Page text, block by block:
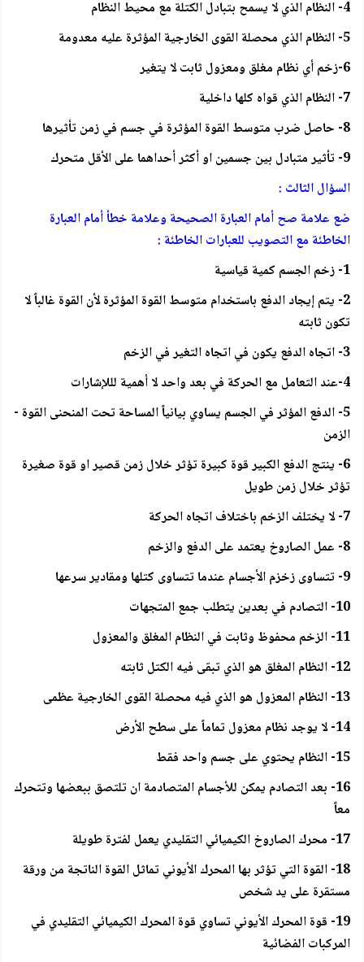
4- النظام الذي لا يسمح بتبادل الكتلة مع محيط النظام
5- النظام الذي محصلة القوى الخارجية المؤثرة عليه معدومة
6-زخم أي نظام مغلق ومعزول ثابت لا يتغير
7- النظام الذي قواه كلها داخلية
8- حاصل ضرب متوسط القوة المؤثرة في جسم في زمن تأثيرها
9- تأثير متبادل بين جسمين او أكثر أحداهما على الأقل متحرك
السؤال الثالث :
ضع علامة صح أمام العبارة الصحيحة وعلامة خطأ أمام العبارة
الخاطئة مع التصويب للعبارات الخاطئة :
1- زخم الجسم كمية قياسية
2- يتم إيجاد الدفع باستخدام متوسط القوة المؤثرة لأن القوة غالباً لا
تكون ثابته
3- اتجاه الدفع يكون في اتجاه التغير في الزخم
4-عند التعامل مع الحركة في بعد واحد لا أهمية لللإشارات
5- الدفع المؤثر في الجسم يساوي بيانياً المساحة تحت المنحنى القوة -
الزمن
6- ينتج الدفع الكبير قوة كبيرة تؤثر خلال زمن قصير او قوة صغيرة
تؤثر خلال زمن طويل
7- لا يختلف الزخم باختلاف اتجاه الحركة
8- عمل الصاروخ يعتمد على الدفع والزخم
9- تتساوى زخزم الأجسام عندما تتساوى كتلها ومقادير سرعها
10- التصادم في بعدين يتطلب جمع المتجهات
11- الزخم محفوظ وثابت في النظام المغلق والمعزول
12- النظام المغلق هو الذي تبقى فيه الكتل ثابته
13- النظام المعزول هو الذي فيه محصلة القوى الخارجية عظمى
14- لا يوجد نظام معزول تماماً على سطح الأرض
15- النظام يحتوي على جسم واحد فقط
16- بعد التصادم يمكن للأجسام المتصادمة ان تلتصق ببعضها وتتحرك
معاً
17- محرك الصاروخ الكيميائي التقليدي يعمل لفترة طويلة
18- القوة التي تؤثر بها المحرك الأيوني تماثل القوة الناتجة من ورقة
مستقرة على يد شخص
19- قوة المحرك الأيوني تساوي قوة المحرك الكيميائي التقليدي في
المركبات الفضائية